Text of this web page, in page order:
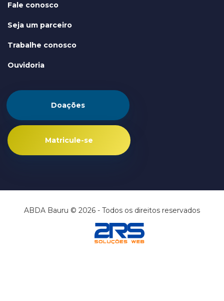
Fale conosco
Seja um parceiro
Trabalhe conosco
Ouvidoria
Doações
Matricule-se
ABDA Bauru © 2026 - Todos os direitos reservados